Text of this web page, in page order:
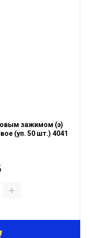
зажимом (э)
(уп. 50 шт.) 4041